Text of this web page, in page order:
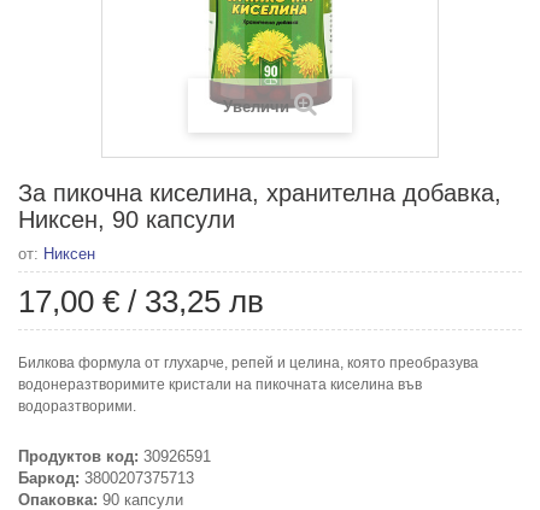
Увеличи
За пикочна киселина, хранителна добавка,
Никсен, 90 капсули
от: Никсен
17,00 € / 33,25 лв
Билкова формула от глухарче, репей и целина, която преобразува
водонеразтворимите кристали на пикочната киселина във
водоразтворими.
Продуктов код: 30926591
Баркод: 3800207375713
Опаковка: 90 капсули